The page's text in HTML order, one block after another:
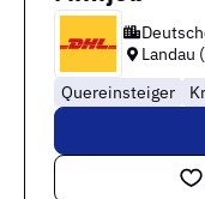
Landau
Quereinsteiger